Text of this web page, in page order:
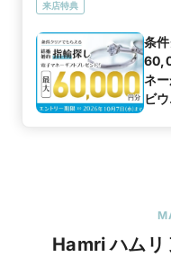
来店特典
条
ネ
ビ
Hamri ハムリ